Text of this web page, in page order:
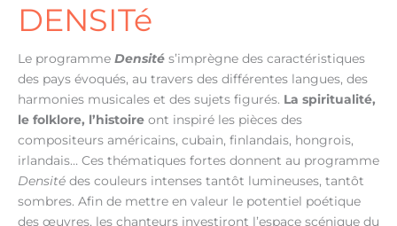
DENSITé
Le programme Densité s’imprègne des caractéristiques
des pays évoqués, au travers des différentes langues, des
harmonies musicales et des sujets figurés. La spiritualité,
le folklore, l’histoire ont inspiré les pièces des
compositeurs américains, cubain, finlandais, hongrois,
irlandais… Ces thématiques fortes donnent au programme
Densité des couleurs intenses tantôt lumineuses, tantôt
sombres. Afin de mettre en valeur le potentiel poétique
des œuvres, les chanteurs investiront l’espace scénique du